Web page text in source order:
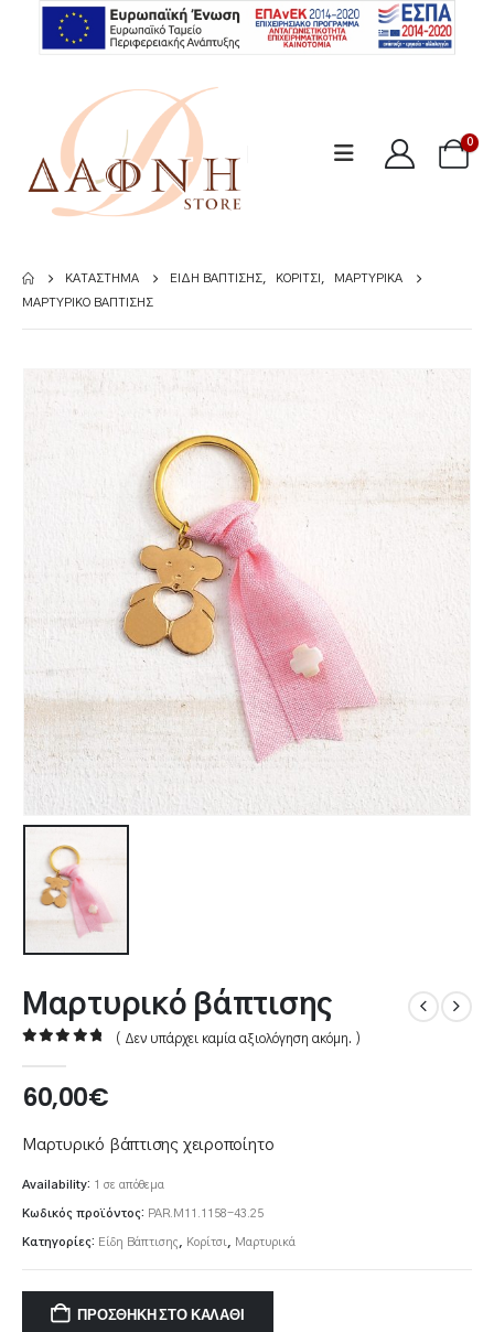
0
ΚΑΤΆΣΤΗΜΑ ΕΊΔΗ ΒΆΠΤΙΣΗΣ ΚΟΡΊΤΣΙ
ΜΑΡΤΥΡΙΚΆ
ΜΑΡΤΥΡΙΚΌ ΒΆΠΤΙΣΗΣ
Μαρτυρικό βάπτισης
( Δεν υπάρχει καμία αξιολόγηση ακόμη. )
60,00€
Μαρτυρικό βάπτισης χειροποίητο
Availability: 1 σε απόθεμα
Κωδικός προϊόντος: PAR.M11.1158-43.25
Κατηγορίες: Είδη Βάπτισης Κορίτσι Μαρτυρικά
ΠΡΟΣΘΉΚΗ ΣΤΟ ΚΑΛΆΘΙ